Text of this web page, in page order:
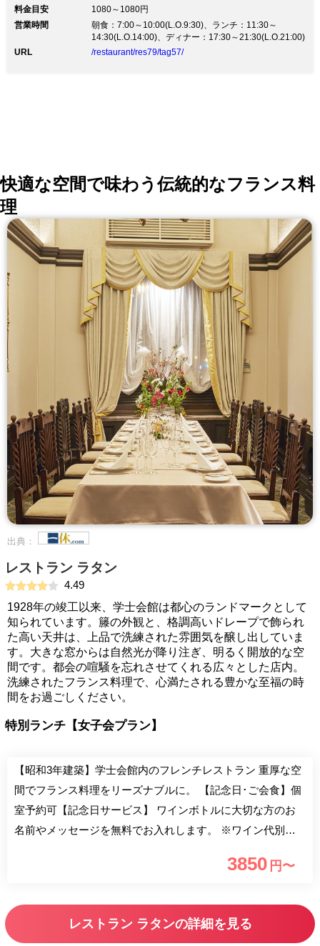
「パスタ」「イタリアンデリ」などのオリジナル料理な
ど、豊富なメニューを食べ放題でお楽しみいただけま
す。「ヴィスキオピンサ」は、大阪をテーマにした「ね
ぎ焼ピンサ」から、野菜・スイーツを使ったものまで、
料金目安
1080～1080円
営業時間
朝食：7:00～10:00(L.O.9:30)、ランチ：11:30～
14:30(L.O.14:00)、ディナー：17:30～21:30(L.O.21:00)
URL
/restaurant/res79/tag57/
快適な空間で味わう伝統的なフランス料
理
出典：
レストラン ラタン
4.49
1928年の竣工以来、学士会館は都心のランドマークとして
知られています。籐の外観と、格調高いドレープで飾られ
た高い天井は、上品で洗練された雰囲気を醸し出していま
す。大きな窓からは自然光が降り注ぎ、明るく開放的な空
間です。都会の喧騒を忘れさせてくれる広々とした店内。
洗練されたフランス料理で、心満たされる豊かな至福の時
間をお過ごしください。
特別ランチ【女子会プラン】
【昭和3年建築】学士会館内のフレンチレストラン 重厚な空
間でフランス料理をリーズナブルに。 【記念日･ご会食】個
室予約可【記念日サービス】 ワインボトルに大切な方のお
名前やメッセージを無料でお入れします。 ※ワイン代別
ネスランチやサーロインステーキのコース等多種ご用意！
決まりのお席ご相談下さい お顔合わせ・忘年会・新年会・
歓送迎会も可 ■忘新年会コース（2016年1月31日（日）ま
3850 円〜
レストラン ラタンの詳細を見る